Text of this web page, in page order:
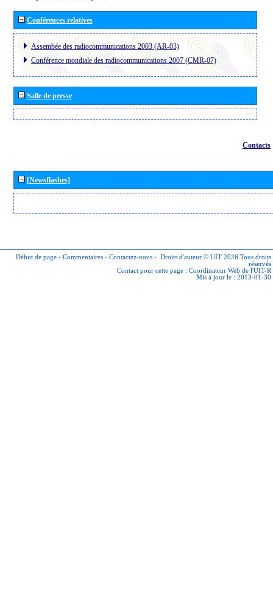
Conférences relatives
Assembée des radiocommunications 2003 (AR-03)
Conférence mondiale des radiocommunications 2007 (CMR-07)
Salle de presse
Contacts
[Newsflashes]
Début de page - Commentaires - Contactez-nous - Droits d'auteur © UIT 2026 Tous droits
réservés
Contact pour cette page : Coordinateur Web de l'UIT-R
Mis à jour le : 2013-01-30